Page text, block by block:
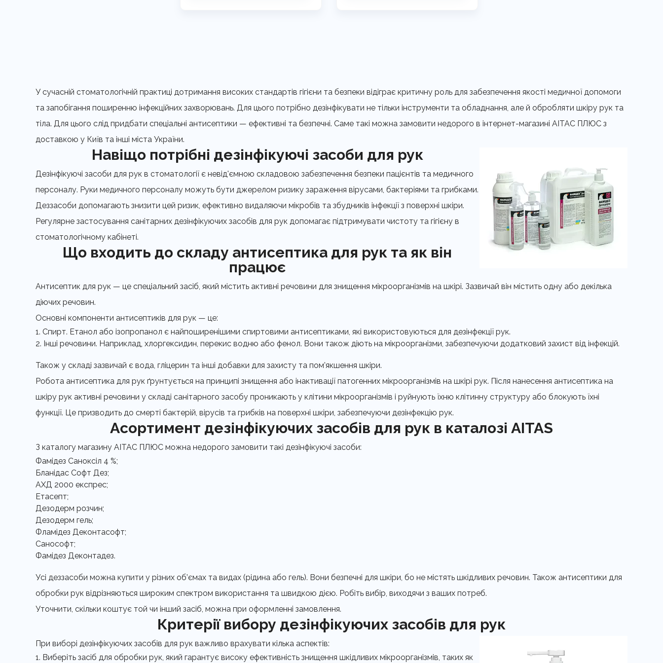
У сучасній стоматологічній практиці дотримання високих стандартів гігієни та безпеки відіграє критичну роль для забезпечення якості медичної допомоги
та запобігання поширенню інфекційних захворювань. Для цього потрібно дезінфікувати не тільки інструменти та обладнання, але й обробляти шкіру рук та
тіла. Для цього слід придбати спеціальні антисептики — ефективні та безпечні. Саме такі можна замовити недорого в інтернет-магазині АІТАС ПЛЮС з
доставкою у Київ та інші міста України.
Навіщо потрібні дезінфікуючі засоби для рук
Дезінфікуючі засоби для рук в стоматології є невід'ємною складовою забезпечення безпеки пацієнтів та медичного
персоналу. Руки медичного персоналу можуть бути джерелом ризику зараження вірусами, бактеріями та грибками.
Деззасоби допомагають знизити цей ризик, ефективно видаляючи мікробів та збудників інфекції з поверхні шкіри.
Регулярне застосування санітарних дезінфікуючих засобів для рук допомагає підтримувати чистоту та гігієну в
стоматологічному кабінеті.
Що входить до складу антисептика для рук та як він
працює
Антисептик для рук — це спеціальний засіб, який містить активні речовини для знищення мікроорганізмів на шкірі. Зазвичай він містить одну або декілька
діючих речовин.
Основні компоненти антисептиків для рук — це:
Спирт. Етанол або ізопропанол є найпоширенішими спиртовими антисептиками, які використовуються для дезінфекції рук.
Інші речовини. Наприклад, хлоргексидин, перекис водню або фенол. Вони також діють на мікроорганізми, забезпечуючи додатковий захист від інфекцій.
Також у складі зазвичай є вода, гліцерин та інші добавки для захисту та пом’якшення шкіри.
Робота антисептика для рук ґрунтується на принципі знищення або інактивації патогенних мікроорганізмів на шкірі рук. Після нанесення антисептика на
шкіру рук активні речовини у складі санітарного засобу проникають у клітини мікроорганізмів і руйнують їхню клітинну структуру або блокують їхні
функції. Це призводить до смерті бактерій, вірусів та грибків на поверхні шкіри, забезпечуючи дезінфекцію рук.
Асортимент дезінфікуючих засобів для рук в каталозі AITAS
З каталогу магазину АІТАС ПЛЮС можна недорого замовити такі дезінфікуючі засоби:
Фамідез Саноксіл 4 %;
Бланідас Софт Дез;
АХД 2000 експрес;
Етасепт;
Дезодерм розчин;
Дезодерм гель;
Фламідез Деконтасофт;
Санософт;
Фамідез Деконтадез.
Усі деззасоби можна купити у різних об’ємах та видах (рідина або гель). Вони безпечні для шкіри, бо не містять шкідливих речовин. Також антисептики для
обробки рук відрізняються широким спектром використання та швидкою дією. Робіть вибір, виходячи з ваших потреб.
Уточнити, скільки коштує той чи інший засіб, можна при оформленні замовлення.
Критерії вибору дезінфікуючих засобів для рук
При виборі дезінфікуючих засобів для рук важливо врахувати кілька аспектів:
Виберіть засіб для обробки рук, який гарантує високу ефективність знищення шкідливих мікроорганізмів, таких як